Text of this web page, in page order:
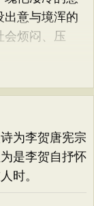
出意与境浑的
会烦闷、压
为李贺唐宪宗
是李贺自抒怀
时。